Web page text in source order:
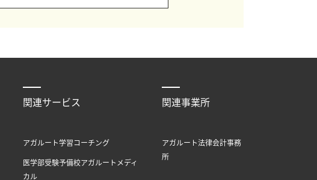
関連サービス
アガルート学習コーチング
医学部受験予備校アガルートメディ
カル
関連事業所
アガルート法律会計事務
所